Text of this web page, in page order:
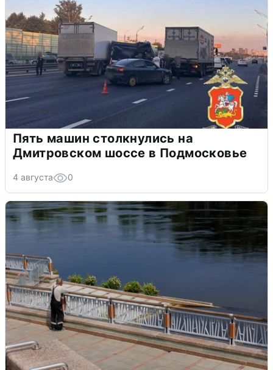
Пять машин столкнулись на
Дмитровском шоссе в Подмосковье
4 августа 0